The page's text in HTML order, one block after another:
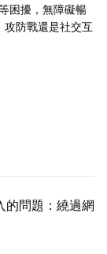
困擾，無障礙暢
攻防戰還是社交互
的問題：繞過網